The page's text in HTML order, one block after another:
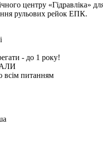
центру «Гідравліка»
рульових рейок ЕПК.
- до 1 року!
всім питанням